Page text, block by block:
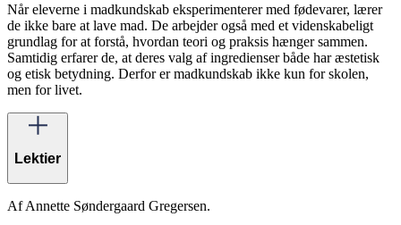
Når eleverne i madkundskab eksperimenterer med fødevarer, lærer
de ikke bare at lave mad. De arbejder også med et videnskabeligt
grundlag for at forstå, hvordan teori og praksis hænger sammen.
Samtidig erfarer de, at deres valg af ingredienser både har æstetisk
og etisk betydning. Derfor er madkundskab ikke kun for skolen,
men for livet.
Lektier
Af Annette Søndergaard Gregersen.